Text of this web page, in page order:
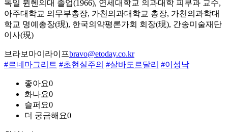
독일 뮌헨의대 졸업(1966), 연세대학교 의과대학 피부과 교수,
아주대학교 의무부총장, 가천의과대학교 총장, 가천의과학대
학교 명예총장(現), 한국의약평론가회 회장(現), 간송미술재단
이사(現)
브라보마이라이프bravo@etoday.co.kr
#르네마그리트 #초현실주의 #살바도르달리 #이성낙
좋아요0
화나요0
슬퍼요0
더 궁금해요0